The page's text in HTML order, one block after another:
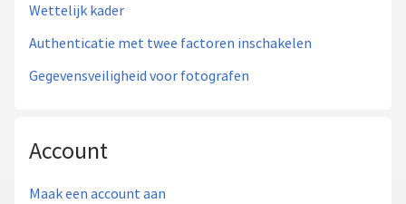
Wettelijk kader
Authenticatie met twee factoren inschakelen
Gegevensveiligheid voor fotografen
Account
Maak een account aan